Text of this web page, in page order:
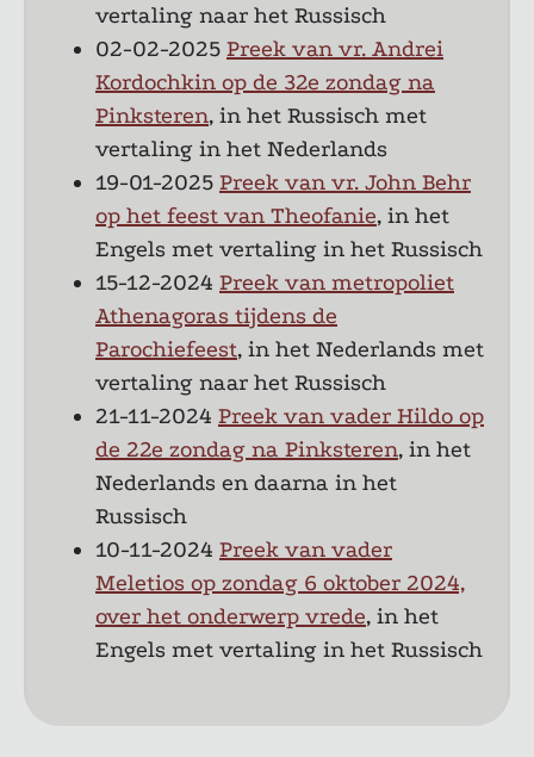
vertaling naar het Russisch
02-02-2025 Preek van vr. Andrei
Kordochkin op de 32e zondag na
Pinksteren, in het Russisch met
vertaling in het Nederlands
19-01-2025 Preek van vr. John Behr
op het feest van Theofanie, in het
Engels met vertaling in het Russisch
15-12-2024 Preek van metropoliet
Athenagoras tijdens de
Parochiefeest, in het Nederlands met
vertaling naar het Russisch
21-11-2024 Preek van vader Hildo op
de 22e zondag na Pinksteren, in het
Nederlands en daarna in het
Russisch
10-11-2024 Preek van vader
Meletios op zondag 6 oktober 2024,
over het onderwerp vrede, in het
Engels met vertaling in het Russisch